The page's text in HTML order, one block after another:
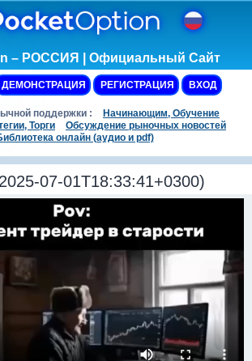
– РОССИЯ | Официальный Сайт
ДЕМОНСТРАЦИЯ РЕГИСТРАЦИЯ ВХОД
поддержки :
Начинающим, Обучение
Торги
Обсуждение рыночных новостей
онлайн (аудио и pdf)
07-01T18:33:41+0300)